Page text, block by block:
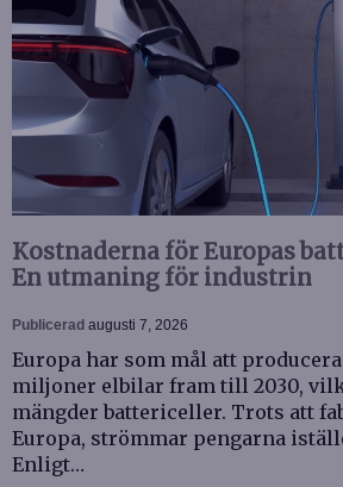
Kostnaderna för Europas
En utmaning för industrin
Publicerad augusti 7, 2026
Europa har som mål att
miljoner elbilar fram till 2030,
mängder battericeller. Trots att
Europa, strömmar pengarna
Enligt…